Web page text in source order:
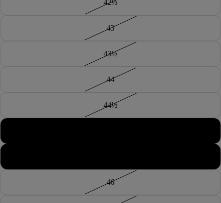
42½
43
43½
44
44½
46